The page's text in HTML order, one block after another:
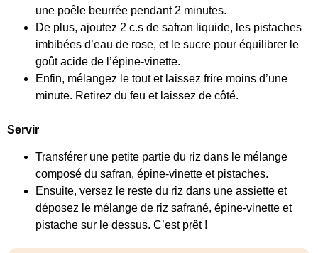
une poêle beurrée pendant 2 minutes.
De plus, ajoutez 2 c.s de safran liquide, les pistaches
imbibées d’eau de rose, et le sucre pour équilibrer le
goût acide de l’épine-vinette.
Enfin, mélangez le tout et laissez frire moins d’une
minute. Retirez du feu et laissez de côté.
Servir
Transférer une petite partie du riz dans le mélange
composé du safran, épine-vinette et pistaches.
Ensuite, versez le reste du riz dans une assiette et
déposez le mélange de riz safrané, épine-vinette et
pistache sur le dessus. C’est prêt !